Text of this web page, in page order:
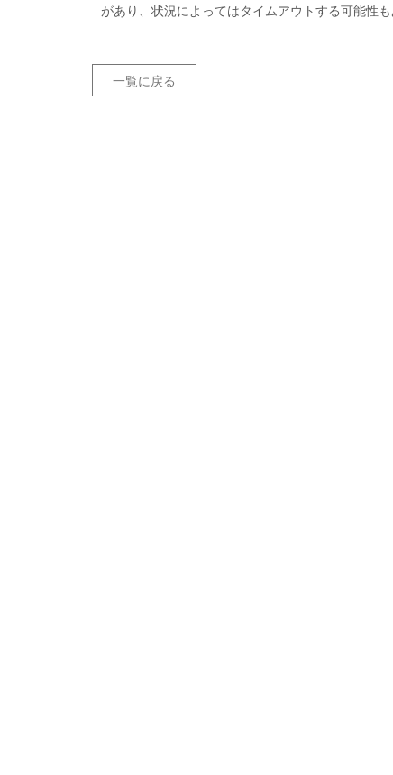
があり、状況によってはタイムアウトする可能性
一覧に戻る